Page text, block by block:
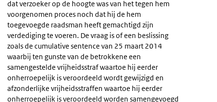
dat verzoeker op de hoogte was van het tegen hem
voorgenomen proces noch dat hij de hem
toegevoegde raadsman heeft gemachtigd zijn
verdediging te voeren. De vraag is of een beslissing
zoals de cumulative sentence van 25 maart 2014
waarbij ten gunste van de betrokkene een
samengestelde vrijheidsstraf waartoe hij eerder
onherroepelijk is veroordeeld wordt gewijzigd en
afzonderlijke vrijheidsstraffen waartoe hij eerder
onherroepelijk is veroordeeld worden samengevoegd